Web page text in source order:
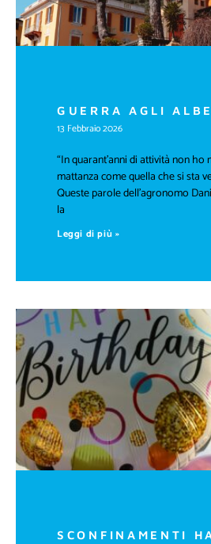
GUERRA AGLI
13 Febbraio 2026
“In quarant’anni di attività non ho
mattanza come quella che si sta
Queste parole dell’agronomo
la
Leggi di più »
SCONFINAMENTI